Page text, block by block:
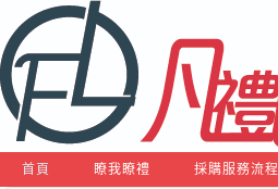
首頁 瞭我瞭禮 採購服務流程